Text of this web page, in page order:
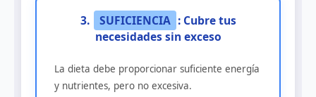
3. SUFICIENCIA : Cubre tus
necesidades sin exceso
La dieta debe proporcionar suficiente energía
y nutrientes, pero no excesiva.